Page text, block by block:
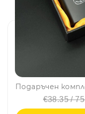
€38.35 /